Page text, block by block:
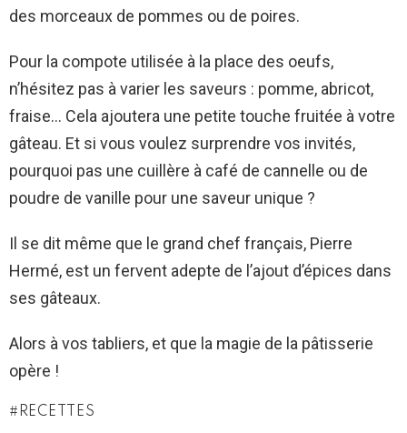
des morceaux de pommes ou de poires.
Pour la compote utilisée à la place des oeufs,
n’hésitez pas à varier les saveurs : pomme, abricot,
fraise… Cela ajoutera une petite touche fruitée à votre
gâteau. Et si vous voulez surprendre vos invités,
pourquoi pas une cuillère à café de cannelle ou de
poudre de vanille pour une saveur unique ?
Il se dit même que le grand chef français, Pierre
Hermé, est un fervent adepte de l’ajout d’épices dans
ses gâteaux.
Alors à vos tabliers, et que la magie de la pâtisserie
opère !
RECETTES